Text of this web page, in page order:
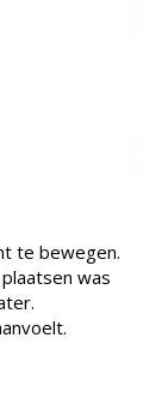
te bewegen.
was